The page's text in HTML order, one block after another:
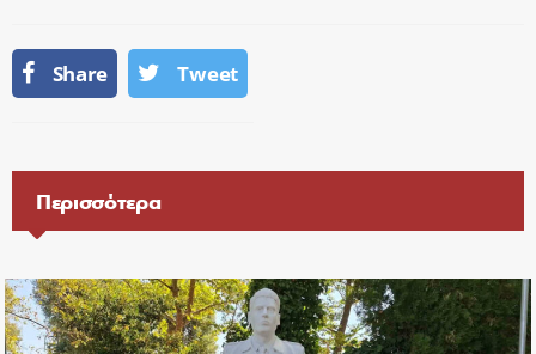
Share Tweet
Περισσότερα